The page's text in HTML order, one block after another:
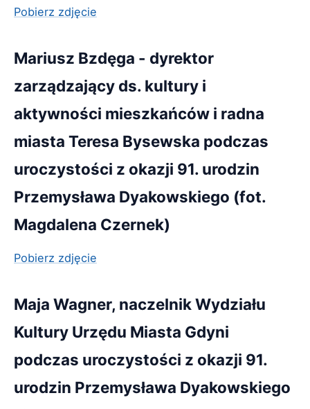
Pobierz zdjęcie
Mariusz Bzdęga - dyrektor
zarządzający ds. kultury i
aktywności mieszkańców i radna
miasta Teresa Bysewska podczas
uroczystości z okazji 91. urodzin
Przemysława Dyakowskiego (fot.
Magdalena Czernek)
Pobierz zdjęcie
Maja Wagner, naczelnik Wydziału
Kultury Urzędu Miasta Gdyni
podczas uroczystości z okazji 91.
urodzin Przemysława Dyakowskiego